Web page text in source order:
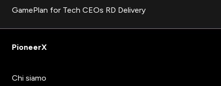
GamePlan for Tech CEOs RD Delivery
PioneerX
Chi siamo